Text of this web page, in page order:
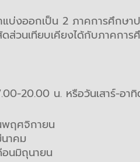
บ่งออกเป็น 2 ภาคการศึกษ
ส่วนเทียบเคียงได้กับภาคกา
20.00 น. หรือวันเสาร์-อา
พฤศจิกายน
าคม
นมิถุนายน